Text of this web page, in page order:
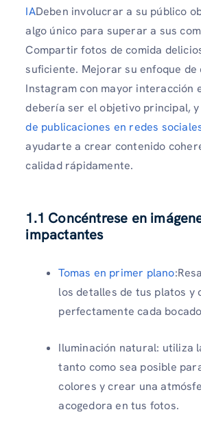
IADeben involucrar a su público
algo único para superar a sus
Compartir fotos de comida
suficiente. Mejorar su enfoque de
Instagram con mayor interacción
debería ser el objetivo principal, y
de publicaciones en redes
ayudarte a crear contenido
calidad rápidamente.
1.1 Concéntrese en
impactantes
Tomas en primer plano
los detalles de tus platos y
perfectamente cada
Iluminación natural: utiliza
tanto como sea posible
colores y crear una
acogedora en tus fotos.